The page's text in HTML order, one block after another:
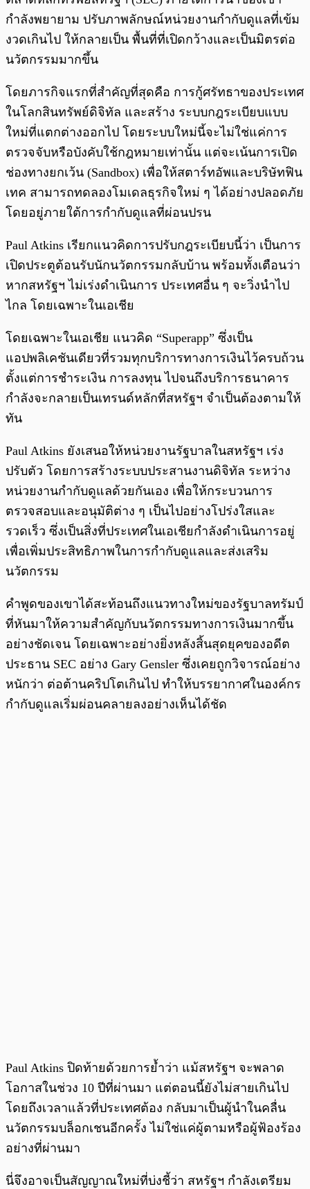
กำลังพยายาม ปรับภาพลักษณ์หน่วยงานกำกับดูแลที่เข้ม
งวดเกินไป ให้กลายเป็น พื้นที่ที่เปิดกว้างและเป็นมิตรต่อ
นวัตกรรมมากขึ้น
โดยภารกิจแรกที่สำคัญที่สุดคือ การกู้ศรัทธาของประเทศ
ในโลกสินทรัพย์ดิจิทัล และสร้าง ระบบกฎระเบียบแบบ
ใหม่ที่แตกต่างออกไป โดยระบบใหม่นี้จะไม่ใช่แค่การ
ตรวจจับหรือบังคับใช้กฎหมายเท่านั้น แต่จะเน้นการเปิด
ช่องทางยกเว้น (Sandbox) เพื่อให้สตาร์ทอัพและบริษัทฟิน
เทค สามารถทดลองโมเดลธุรกิจใหม่ ๆ ได้อย่างปลอดภัย
โดยอยู่ภายใต้การกำกับดูแลที่ผ่อนปรน
Paul Atkins เรียกแนวคิดการปรับกฎระเบียบนี้ว่า เป็นการ
เปิดประตูต้อนรับนักนวัตกรรมกลับบ้าน พร้อมทั้งเตือนว่า
หากสหรัฐฯ ไม่เร่งดำเนินการ ประเทศอื่น ๆ จะวิ่งนำไป
ไกล โดยเฉพาะในเอเชีย
โดยเฉพาะในเอเชีย แนวคิด “Superapp” ซึ่งเป็น
แอปพลิเคชันเดียวที่รวมทุกบริการทางการเงินไว้ครบถ้วน
ตั้งแต่การชำระเงิน การลงทุน ไปจนถึงบริการธนาคาร
กำลังจะกลายเป็นเทรนด์หลักที่สหรัฐฯ จำเป็นต้องตามให้
ทัน
Paul Atkins ยังเสนอให้หน่วยงานรัฐบาลในสหรัฐฯ เร่ง
ปรับตัว โดยการสร้างระบบประสานงานดิจิทัล ระหว่าง
หน่วยงานกำกับดูแลด้วยกันเอง เพื่อให้กระบวนการ
ตรวจสอบและอนุมัติต่าง ๆ เป็นไปอย่างโปร่งใสและ
รวดเร็ว ซึ่งเป็นสิ่งที่ประเทศในเอเชียกำลังดำเนินการอยู่
เพื่อเพิ่มประสิทธิภาพในการกำกับดูแลและส่งเสริม
นวัตกรรม
คำพูดของเขาได้สะท้อนถึงแนวทางใหม่ของรัฐบาลทรัมป์
ที่หันมาให้ความสำคัญกับนวัตกรรมทางการเงินมากขึ้น
อย่างชัดเจน โดยเฉพาะอย่างยิ่งหลังสิ้นสุดยุคของอดีต
ประธาน SEC อย่าง Gary Gensler ซึ่งเคยถูกวิจารณ์อย่าง
หนักว่า ต่อต้านคริปโตเกินไป ทำให้บรรยากาศในองค์กร
กำกับดูแลเริ่มผ่อนคลายลงอย่างเห็นได้ชัด
Paul Atkins ปิดท้ายด้วยการย้ำว่า แม้สหรัฐฯ จะพลาด
โอกาสในช่วง 10 ปีที่ผ่านมา แต่ตอนนี้ยังไม่สายเกินไป
โดยถึงเวลาแล้วที่ประเทศต้อง กลับมาเป็นผู้นำในคลื่น
นวัตกรรมบล็อกเชนอีกครั้ง ไม่ใช่แค่ผู้ตามหรือผู้ฟ้องร้อง
อย่างที่ผ่านมา
นี่จึงอาจเป็นสัญญาณใหม่ที่บ่งชี้ว่า สหรัฐฯ กำลังเตรียม